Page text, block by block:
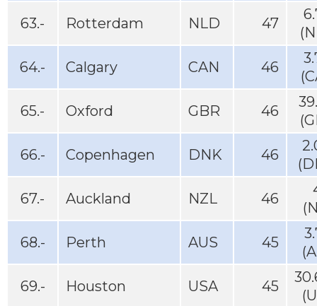
63.- Rotterdam NLD 47
64.- Calgary CAN 46
65.- Oxford GBR 46
66.- Copenhagen DNK 46
67.- Auckland NZL 46
68.- Perth AUS 45
69.- Houston USA 45